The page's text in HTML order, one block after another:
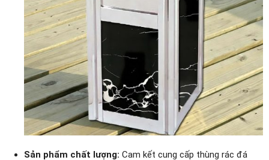
Sản phẩm chất lượng: Cam kết cung cấp thùng rác đá